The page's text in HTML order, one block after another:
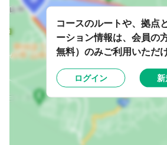
コースのルートや、拠点
ーション情報は、会員の
無料）のみご利用いただ
ログイン